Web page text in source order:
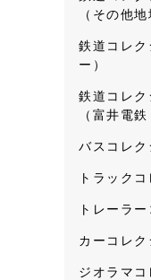
（その他
鉄道コレク
ー）
鉄道コレク
（富井電
バスコレク
トラック
トレーラ
カーコレク
ジオラマ